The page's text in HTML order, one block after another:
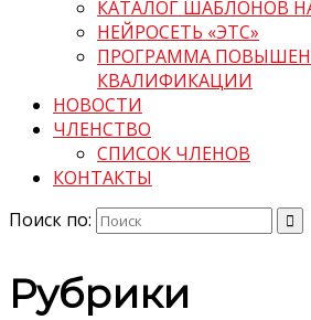
КАТАЛОГ ШАБЛОНОВ
НЕЙРОСЕТЬ «ЭТС»
ПРОГРАММА
КВАЛИФИКАЦИИ
НОВОСТИ
ЧЛЕНСТВО
СПИСОК ЧЛЕНОВ
КОНТАКТЫ
Поиск по:
Рубрики